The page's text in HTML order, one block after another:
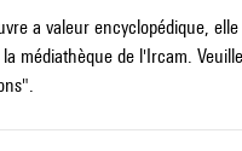
a valeur encyclopédique,
médiathèque de l'Ircam.